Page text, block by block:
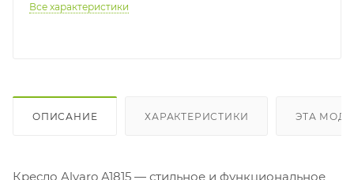
Все характеристики
ОПИСАНИЕ ХАРАКТЕРИСТИКИ ЭТА
Кресло Alvaro A1815 — стильное и функциональное